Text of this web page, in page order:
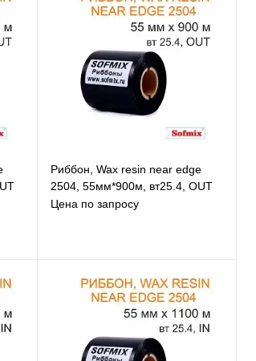
Риббон, Wax resin near edge
2504, 55мм*900м, вт25.4, OUT
Цена по запросу
В избранное
К сравнению
Под заказ